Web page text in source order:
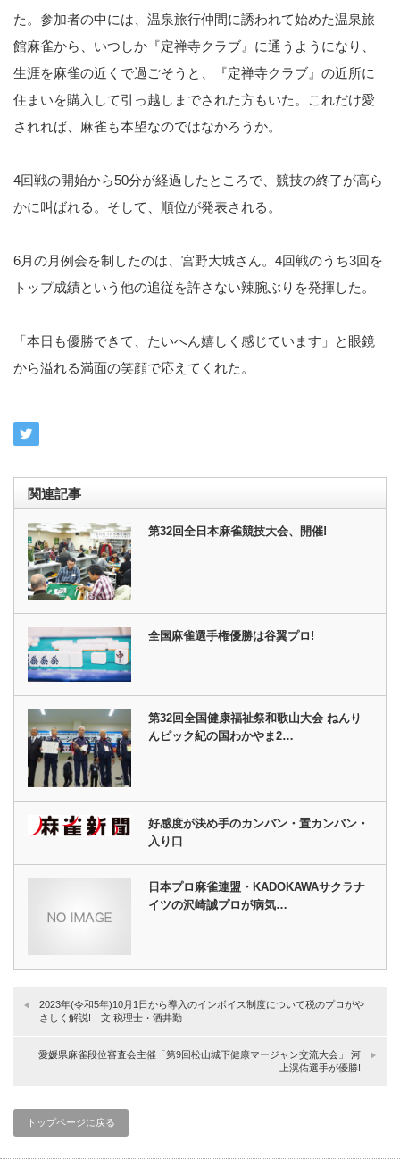
た。参加者の中には、温泉旅行仲間に誘われて始めた温泉旅
館麻雀から、いつしか『定禅寺クラブ』に通うようになり、
生涯を麻雀の近くで過ごそうと、『定禅寺クラブ』の近所に
住まいを購入して引っ越しまでされた方もいた。これだけ愛
されれば、麻雀も本望なのではなかろうか。
4回戦の開始から50分が経過したところで、競技の終了が高ら
かに叫ばれる。そして、順位が発表される。
6月の月例会を制したのは、宮野大城さん。4回戦のうち3回を
トップ成績という他の追従を許さない辣腕ぶりを発揮した。
「本日も優勝できて、たいへん嬉しく感じています」と眼鏡
から溢れる満面の笑顔で応えてくれた。
関連記事
第32回全日本麻雀競技大会、開催!
全国麻雀選手権優勝は谷翼プロ!
第32回全国健康福祉祭和歌山大会 ねんり
んピック紀の国わかやま2…
好感度が決め手のカンバン・置カンバン・
入り口
日本プロ麻雀連盟・KADOKAWAサクラナ
イツの沢崎誠プロが病気…
2023年(令和5年)10月1日から導入のインボイス制度について税のプロがや
さしく解説! 文:税理士・酒井勤
愛媛県麻雀段位審査会主催「第9回松山城下健康マージャン交流大会」 河
上滉佑選手が優勝!
トップページに戻る